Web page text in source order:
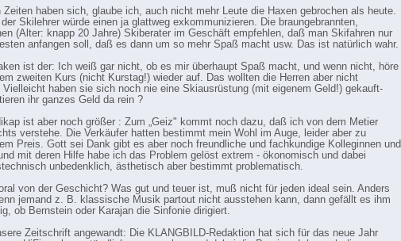
Zeiten haben sich, glaube ich, auch nicht mehr Leute die Haxen gebrochen als heute.
der Skilehrer würde einen ja glattweg exkommunizieren. Die braungebrannten,
(Alter: knapp 20 Jahre) Skiberater im Geschäft empfehlen, daß man Skifahren nur
anfangen soll, daß es dann um so mehr Spaß macht usw. Das ist natürlich wahr.
ist der: Ich weiß gar nicht, ob es mir überhaupt Spaß macht, und wenn nicht, höre
zweiten Kurs (nicht Kurstag!) wieder auf. Das wollten die Herren aber nicht
Vielleicht haben sie sich noch nie eine Skiausrüstung (mit eigenem Geld!) gekauft-
ihr ganzes Geld da rein ?
ist aber noch größer : Zum „Geiz" kommt noch dazu, daß ich von dem Metier
verstehe. Die Verkäufer hatten bestimmt mein Wohl im Auge, leider aber zu
Preis. Gott sei Dank gibt es aber noch freundliche und fachkundige Kolleginnen und
mit deren Hilfe habe ich das Problem gelöst extrem - ökonomisch und dabei
unbedenklich, ästhetisch aber bestimmt problematisch.
von der Geschicht? Was gut und teuer ist, muß nicht für jeden ideal sein. Anders
jemand z. B. klassische Musik partout nicht ausstehen kann, dann gefällt es ihm
ob Bernstein oder Karajan die Sinfonie dirigiert.
Zeitschrift angewandt: Die KLANGBILD-Redaktion hat sich für das neue Jahr